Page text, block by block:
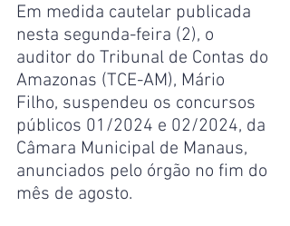
Em medida cautelar publicada
nesta segunda-feira (2), o
auditor do Tribunal de Contas do
Amazonas (TCE-AM), Mário
Filho, suspendeu os concursos
públicos 01/2024 e 02/2024, da
Câmara Municipal de Manaus,
anunciados pelo órgão no fim do
mês de agosto.